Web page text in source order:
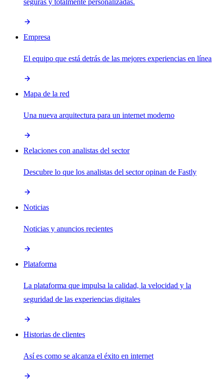
seguras y totalmente personalizadas.
Empresa
El equipo que está detrás de las mejores experiencias en línea
Mapa de la red
Una nueva arquitectura para un internet moderno
Relaciones con analistas del sector
Descubre lo que los analistas del sector opinan de Fastly
Noticias
Noticias y anuncios recientes
Plataforma
La plataforma que impulsa la calidad, la velocidad y la
seguridad de las experiencias digitales
Historias de clientes
Así es como se alcanza el éxito en internet